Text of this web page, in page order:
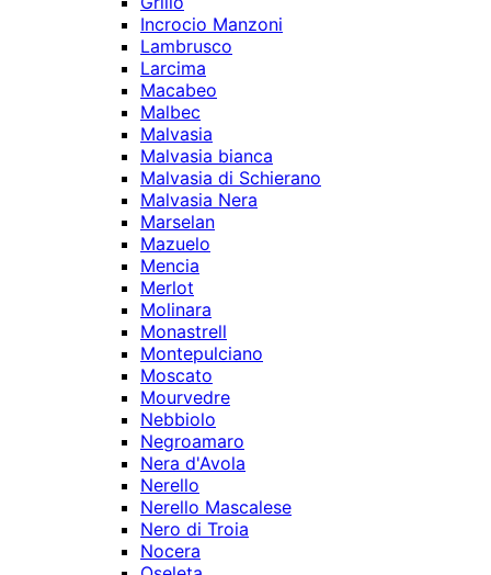
Incrocio Manzoni
Lambrusco
Larcima
Macabeo
Malbec
Malvasia
Malvasia bianca
Malvasia di Schierano
Malvasia Nera
Marselan
Mazuelo
Mencia
Merlot
Molinara
Monastrell
Montepulciano
Moscato
Mourvedre
Nebbiolo
Negroamaro
Nera d'Avola
Nerello
Nerello Mascalese
Nero di Troia
Nocera